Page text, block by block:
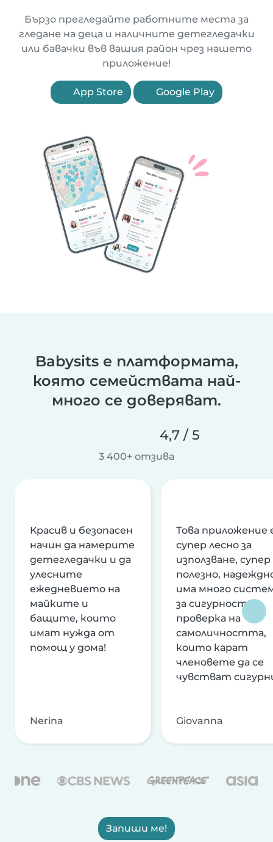
Бързо прегледайте работните места за
гледане на деца и наличните детегледачки
или бавачки във вашия район чрез нашето
приложение!
App Store Google Play
Babysits е платформата,
която семействата най-
много се доверяват.
4,7 / 5
3 400+ отзива
Красив и безопасен
начин да намерите
детегледачки и да
улесните
ежедневието на
майките и
бащите, които
имат нужда от
помощ у дома!
Nerina
Това приложение
супер лесно за
използване, супер
полезно,
има много
за сигурност и
проверка на
самоличността,
които карат
членовете да се
чувстват
Giovanna
Запиши ме!